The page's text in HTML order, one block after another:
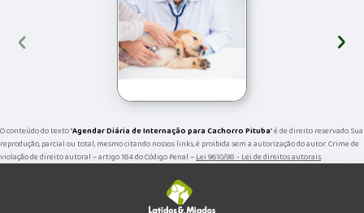
‹ ›
O conteúdo do texto "Agendar Diária de Internação para Cachorro Pituba" é de direito reservado. Sua
reprodução, parcial ou total, mesmo citando nossos links, é proibida sem a autorização do autor. Crime de
violação de direito autoral – artigo 184 do Código Penal –Lei 9610/98 - Lei de direitos autorais.